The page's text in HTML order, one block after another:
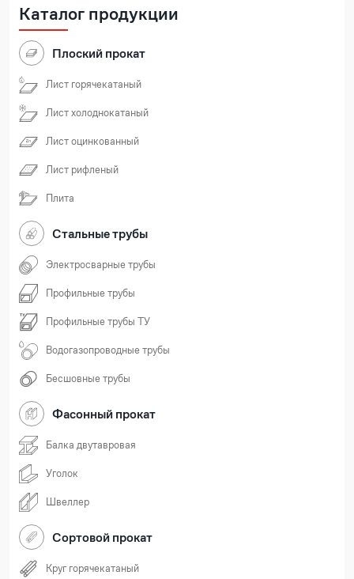
Каталог продукции
Плоский прокат
Лист горячекатаный
Лист холоднокатаный
Лист оцинкованный
Лист рифленый
Плита
Стальные трубы
Электросварные трубы
Профильные трубы
Профильные трубы ТУ
Водогазопроводные трубы
Бесшовные трубы
Фасонный прокат
Балка двутавровая
Уголок
Швеллер
Сортовой прокат
Круг горячекатаный